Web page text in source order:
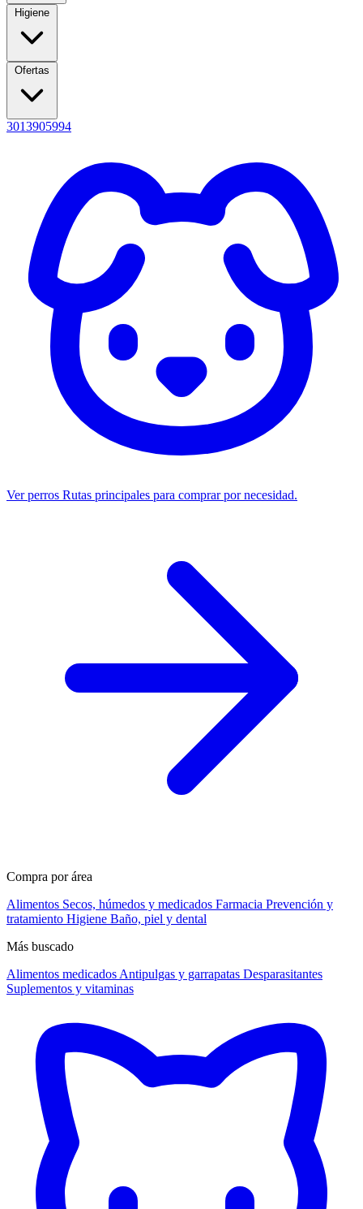
Higiene
Ofertas
3013905994
Ver perros Rutas principales para comprar por necesidad.
Compra por área
Alimentos Secos, húmedos y medicados Farmacia Prevención y
tratamiento Higiene Baño, piel y dental
Más buscado
Alimentos medicados Antipulgas y garrapatas Desparasitantes
Suplementos y vitaminas